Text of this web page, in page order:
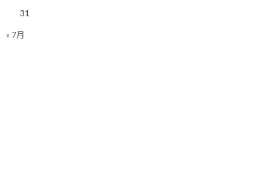
明日も楽しく走りましょう！
31
« 7月